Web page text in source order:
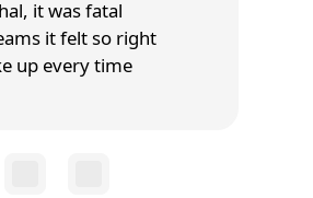
it was fatal
it felt so right
up every time